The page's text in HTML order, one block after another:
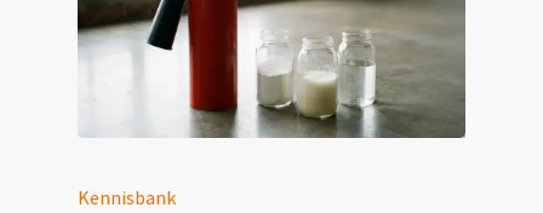
Kennisbank